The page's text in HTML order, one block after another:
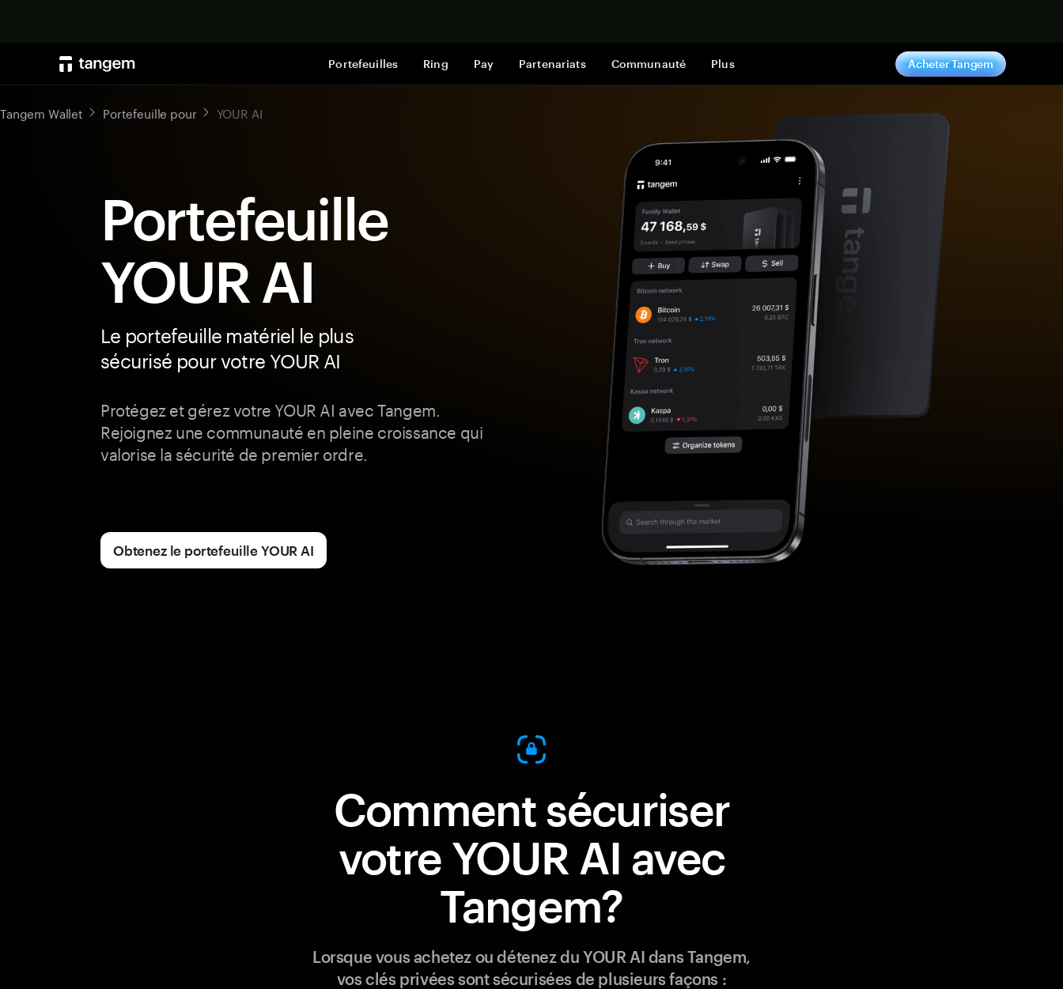
Portefeuilles Ring Pay Partenariats Communauté Plus Acheter Tangem
Tangem Wallet Portefeuille pour YOUR AI
Portefeuille
YOUR AI
Le portefeuille matériel le plus
sécurisé pour votre YOUR AI
Protégez et gérez votre YOUR AI avec Tangem.
Rejoignez une communauté en pleine croissance qui
valorise la sécurité de premier ordre.
Obtenez le portefeuille YOUR AI
Comment sécuriser
votre YOUR AI avec
Tangem?
Lorsque vous achetez ou détenez du YOUR AI dans Tangem,
vos clés privées sont sécurisées de plusieurs façons :